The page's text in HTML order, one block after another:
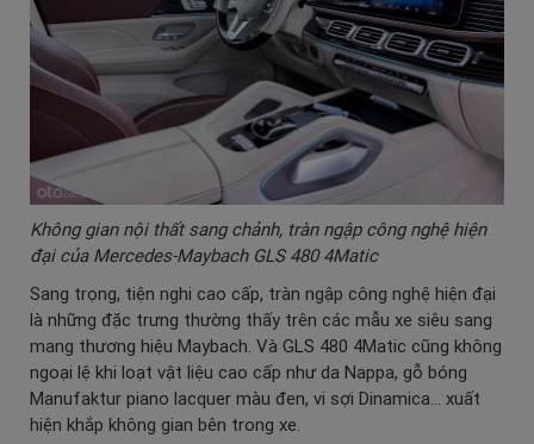
Không gian nội thất sang chảnh, tràn ngập công nghệ hiện
đại của Mercedes-Maybach GLS 480 4Matic
Sang trọng, tiện nghi cao cấp, tràn ngập công nghệ hiện đại
là những đặc trưng thường thấy trên các mẫu xe siêu sang
mang thương hiệu Maybach. Và GLS 480 4Matic cũng không
ngoại lệ khi loạt vật liệu cao cấp như da Nappa, gỗ bóng
Manufaktur piano lacquer màu đen, vi sợi Dinamica… xuất
hiện khắp không gian bên trong xe.